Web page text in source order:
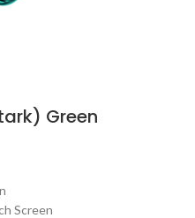
Green
Screen